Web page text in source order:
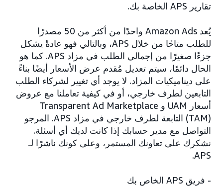
تقارير APS الخاصة بك.
يُعد Amazon Ads واحدًا من أكثر من 50 مصدرًا
للطلب متاحًا من خلال APS، وبالتالي فهو عادةً يشكل
جزءًا صغيرًا من إجمالي الطلب في مزاد APS. كما هو
الحال دائمًا، سيتم تعديل مُقدم عرض الأسعار أيضًا بناءً
على ديناميكيات المزاد. لا يوجد أي تغيير لشركاء الطلب
التابعين لطرف خارجي، أو في كيفية تعاملنا مع عروض
أسعار UAM و Transparent Ad Marketplace
(TAM) التابعة لطرف خارجي في مزاد APS. المرجو
التواصل مع مدير حسابك إذا كانت لديك أي أسئلة.
نشكرك على تعاونك المستمر، وعلى كونك ناشرًا لـ
APS.
- فريق APS الخاص بك